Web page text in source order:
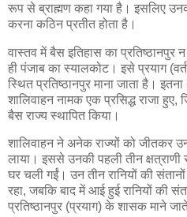
रूप से ब्राह्मण कहा गया है। इसलिए
करना कठिन प्रतीत होता है।
वास्तव में बैस इतिहास का प्रतिष्ठानपुर
ही पंजाब का स्यालकोट। इसे प्रयाग
स्थित प्रतिष्ठानपुर माना जाता है।
शालिवाहन नामक एक प्रसिद्ध राजा हुए,
बैस राज्य स्थापित किया।
शालिवाहन ने अनेक राज्यों को जीतकर
लाया। इससे उनकी पहली तीन क्षत्राणी
घर चली गईं। उन तीन रानियों की
रहा, जबकि बाद में आई हुई रानियों की
प्रतिष्ठानपुर (प्रयाग) के शासक माने